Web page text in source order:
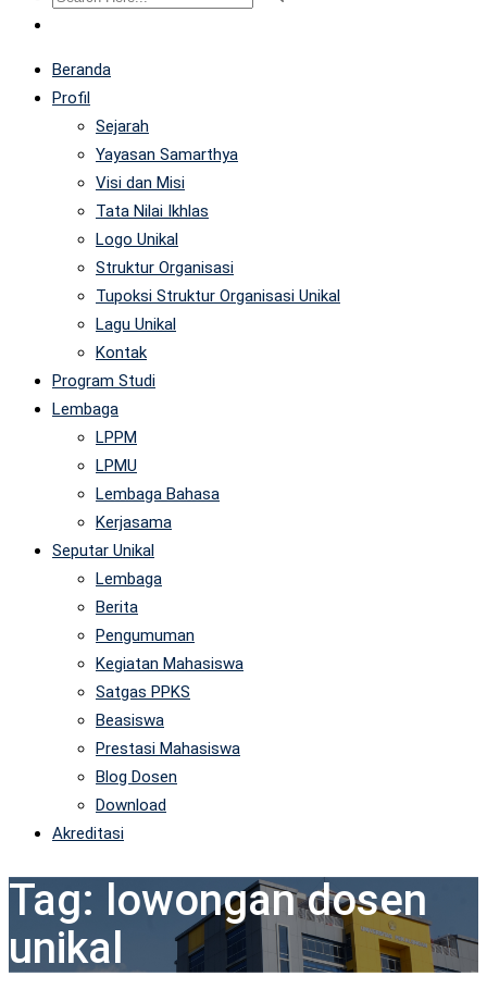
Beranda
Profil
Sejarah
Yayasan Samarthya
Visi dan Misi
Tata Nilai Ikhlas
Logo Unikal
Struktur Organisasi
Tupoksi Struktur Organisasi Unikal
Lagu Unikal
Kontak
Program Studi
Lembaga
LPPM
LPMU
Lembaga Bahasa
Kerjasama
Seputar Unikal
Lembaga
Berita
Pengumuman
Kegiatan Mahasiswa
Satgas PPKS
Beasiswa
Prestasi Mahasiswa
Blog Dosen
Download
Akreditasi
Tag: lowongan dosen
unikal